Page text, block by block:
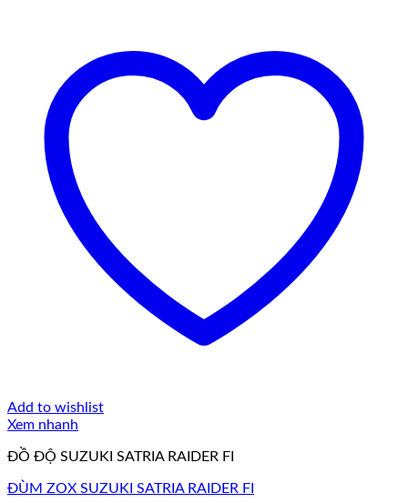
Add to wishlist
Xem nhanh
ĐỒ ĐỘ SUZUKI SATRIA RAIDER FI
ĐÙM ZOX SUZUKI SATRIA RAIDER FI